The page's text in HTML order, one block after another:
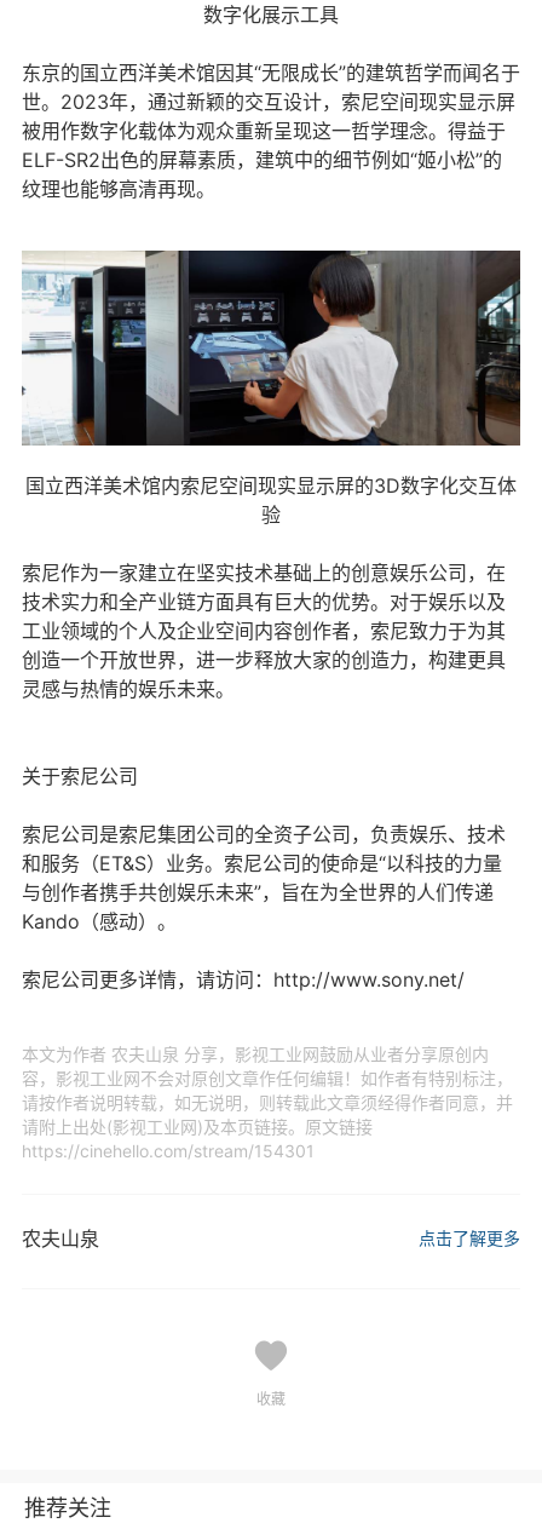
数字化展示工具
东京的国立西洋美术馆因其“无限成长”的建筑哲学而闻名于
世。2023年，通过新颖的交互设计，索尼空间现实显示屏
被用作数字化载体为观众重新呈现这一哲学理念。得益于
ELF-SR2出色的屏幕素质，建筑中的细节例如“姬小松”的
纹理也能够高清再现。
国立西洋美术馆内索尼空间现实显示屏的3D数字化交互体
验
索尼作为一家建立在坚实技术基础上的创意娱乐公司，在
技术实力和全产业链方面具有巨大的优势。对于娱乐以及
工业领域的个人及企业空间内容创作者，索尼致力于为其
创造一个开放世界，进一步释放大家的创造力，构建更具
灵感与热情的娱乐未来。
关于索尼公司
索尼公司是索尼集团公司的全资子公司，负责娱乐、技术
和服务（ET&S）业务。索尼公司的使命是“以科技的力量
与创作者携手共创娱乐未来”，旨在为全世界的人们传递
Kando（感动）。
索尼公司更多详情，请访问： http://www.sony.net/
本文为作者 农夫山泉 分享，影视工业网鼓励从业者分享原创内
容，影视工业网不会对原创文章作任何编辑！如作者有特别标注，
请按作者说明转载，如无说明，则转载此文章须经得作者同意，并
请附上出处(影视工业网)及本页链接。原文链接
https://cinehello.com/stream/154301
农夫山泉 点击了解更多
收藏
推荐关注